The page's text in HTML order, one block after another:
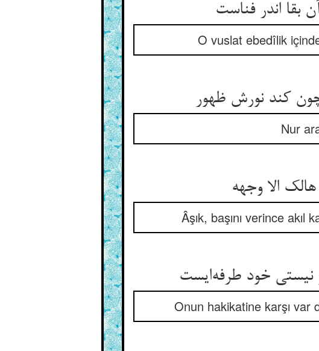
بقا اندر فناست
O vuslat ebedîlik
کند نورش ظهور
Nur
الا وجهه
Âşık, başını verince akıl
خود طرفه‌ایست
Onun hakikatine karşı